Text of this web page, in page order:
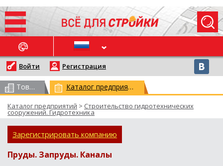
НОВОСТИ
Войти Регистрация
Товарный каталог (всего 62959)Каталог предприятий (всего 29778)
Каталог предприятий > Строительство гидротехнических
сооружений. Гидротехника
Зарегистрировать компанию
Пруды. Запруды. Каналы